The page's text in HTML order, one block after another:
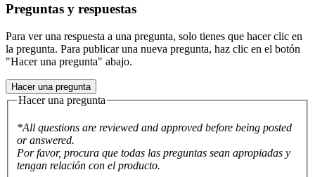
Preguntas y respuestas
Para ver una respuesta a una pregunta, solo tienes que hacer clic en
la pregunta. Para publicar una nueva pregunta, haz clic en el botón
"Hacer una pregunta" abajo.
Hacer una pregunta
Hacer una pregunta
*All questions are reviewed and approved before being posted
or answered.
Por favor, procura que todas las preguntas sean apropiadas y
tengan relación con el producto.